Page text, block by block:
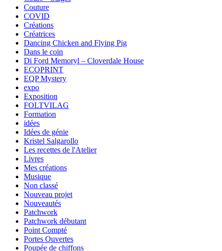
Couture
COVID
Créations
Créatrices
Dancing Chicken and Flying Pig
Dans le coin
Di Ford Memoryl – Cloverdale House
ECOPRINT
EQP Mystery
expo
Exposition
FOLTVILAG
Formation
idées
Idées de génie
Kristel Salgarollo
Les recettes de l'Atelier
Livres
Mes créations
Musique
Non classé
Nouveau projet
Nouveautés
Patchwork
Patchwork débutant
Point Compté
Portes Ouvertes
Poupée de chiffons